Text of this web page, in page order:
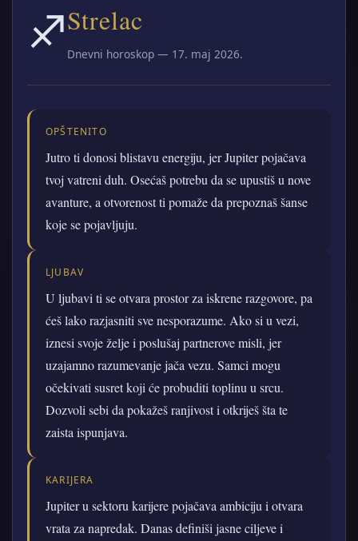
♐Strelac
Dnevni horoskop — 17. maj 2026.
OPŠTENITO
Jutro ti donosi blistavu energiju, jer Jupiter pojačava
tvoj vatreni duh. Osećaš potrebu da se upustiš u nove
avanture, a otvorenost ti pomaže da prepoznaš šanse
koje se pojavljuju.
LJUBAV
U ljubavi ti se otvara prostor za iskrene razgovore, pa
ćeš lako razjasniti sve nesporazume. Ako si u vezi,
iznesi svoje želje i poslušaj partnerove misli, jer
uzajamno razumevanje jača vezu. Samci mogu
očekivati susret koji će probuditi toplinu u srcu.
Dozvoli sebi da pokažeš ranjivost i otkriješ šta te
zaista ispunjava.
KARIJERA
Jupiter u sektoru karijere pojačava ambiciju i otvara
vrata za napredak. Danas definiši jasne ciljeve i